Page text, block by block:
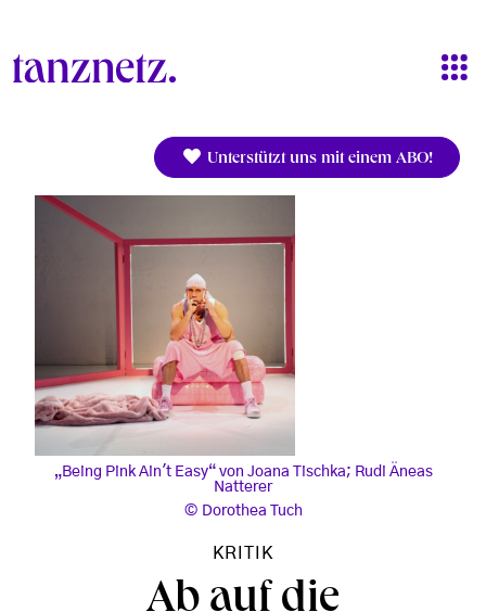
Unterstützt uns mit einem ABO!
„Being Pink Ain't Easy“ von Joana Tischka; Rudi Äneas
Natterer
Dorothea Tuch
KRITIK
Ab auf die